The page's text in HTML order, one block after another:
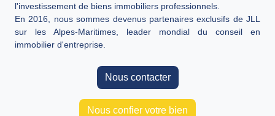
l'investissement de biens immobiliers professionnels.
En 2016, nous sommes devenus partenaires exclusifs de JLL
sur les Alpes-Maritimes, leader mondial du conseil en
immobilier d'entreprise.
Nous contacter
Nous confier votre bien